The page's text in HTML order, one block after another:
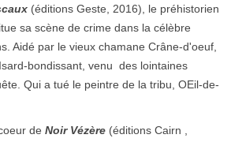
(éditions Geste, 2016), le préhistorien
sa scène de crime dans la célèbre
Aidé par le vieux chamane Crâne-d'oeuf,
bondissant, venu des lointaines
Qui a tué le peintre de la tribu, OEil-de-
de Noir Vézère (éditions Cairn ,